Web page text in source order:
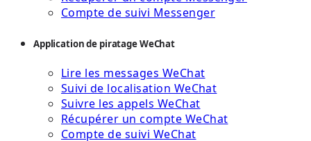
Compte de suivi Messenger
Application de piratage WeChat
Lire les messages WeChat
Suivi de localisation WeChat
Suivre les appels WeChat
Récupérer un compte WeChat
Compte de suivi WeChat